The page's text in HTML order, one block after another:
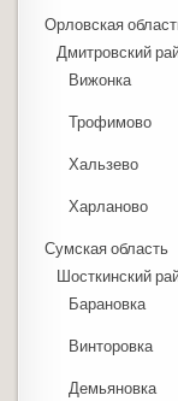
Орловская
Дмитровский
Вижонка
Трофимово
Хальзево
Харланово
Сумская область
Шосткинский
Барановка
Винторовка
Демьяновка